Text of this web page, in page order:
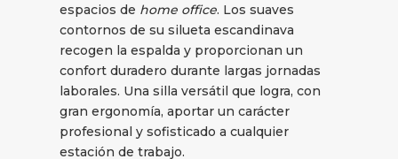
espacios de home office. Los suaves
contornos de su silueta escandinava
recogen la espalda y proporcionan un
confort duradero durante largas jornadas
laborales. Una silla versátil que logra, con
gran ergonomía, aportar un carácter
profesional y sofisticado a cualquier
estación de trabajo.